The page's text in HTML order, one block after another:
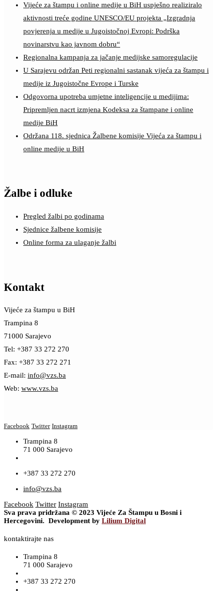
Vijeće za štampu i online medije u BiH uspješno realiziralo
aktivnosti treće godine UNESCO/EU projekta „Izgradnja
povjerenja u medije u Jugoistočnoj Evropi: Podrška
novinarstvu kao javnom dobru“
Regionalna kampanja za jačanje medijske samoregulacije
U Sarajevu održan Peti regionalni sastanak vijeća za štampu i
medije iz Jugoistočne Evrope i Turske
Odgovorna upotreba umjetne inteligencije u medijima:
Pripremljen nacrt izmjena Kodeksa za štampane i online
medije BiH
Održana 118. sjednica Žalbene komisije Vijeća za štampu i
online medije u BiH
Žalbe i odluke
Pregled žalbi po godinama
Sjednice žalbene komisije
Online forma za ulaganje žalbi
Kontakt
Vijeće za štampu u BiH
Trampina 8
71000 Sarajevo
Tel: +387 33 272 270
Fax: +387 33 272 271
E-mail: info@vzs.ba
Web: www.vzs.ba
Facebook Twitter Instagram
Trampina 8
71 000 Sarajevo
+387 33 272 270
info@vzs.ba
Facebook Twitter Instagram
Sva prava pridržana © 2023 Vijeće Za Štampu u Bosni i
Hercegovini. Development by Lilium Digital
kontaktirajte nas
Trampina 8
71 000 Sarajevo
+387 33 272 270